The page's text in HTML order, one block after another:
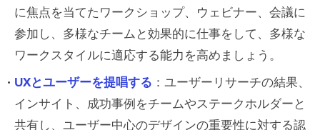
に焦点を当てたワークショップ、ウェビナー、会議に
参加し、多様なチームと効果的に仕事をして、多様な
ワークスタイルに適応する能力を高めましょう。
UXとユーザーを提唱する ：ユーザーリサーチの結果、
インサイト、成功事例をチームやステークホルダーと
共有し、ユーザー中心のデザインの重要性に対する認